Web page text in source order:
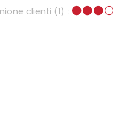
clienti (1)